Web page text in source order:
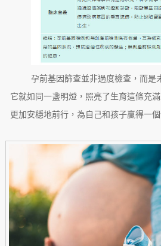
孕前基因篩查並非過度檢查，而是
它就如同一盞明燈，照亮了生育這條充
更加安穩地前行，為自己和孩子贏得一個